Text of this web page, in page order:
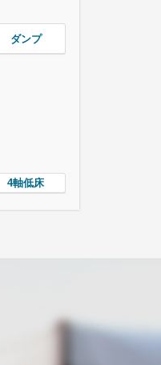
ダンプ
4軸低床